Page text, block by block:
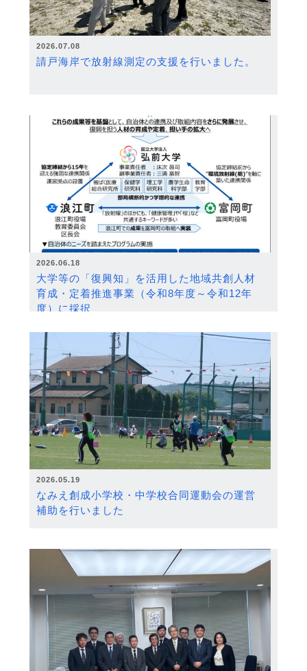
2026.07.08
請戸海岸で放射線測定の支援を行いました。
2026.06.18
大学等の「復興知」を活用した地域共創人材
育成・定着推進事業（令和8年度～令和12年
度）に採択
2026.05.19
なみえ創成小学校・中学校合同運動会の運営
補助を行いました